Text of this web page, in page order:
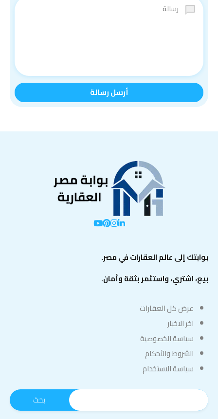
بوابتك إلى عالم العقارات في مصر.
بيع، اشتري، واستثمر بثقة وأمان.
عرض كل العقارات
اخر الاخبار
سياسة الخصوصية
الشروط والأحكام
سياسة الاستخدام